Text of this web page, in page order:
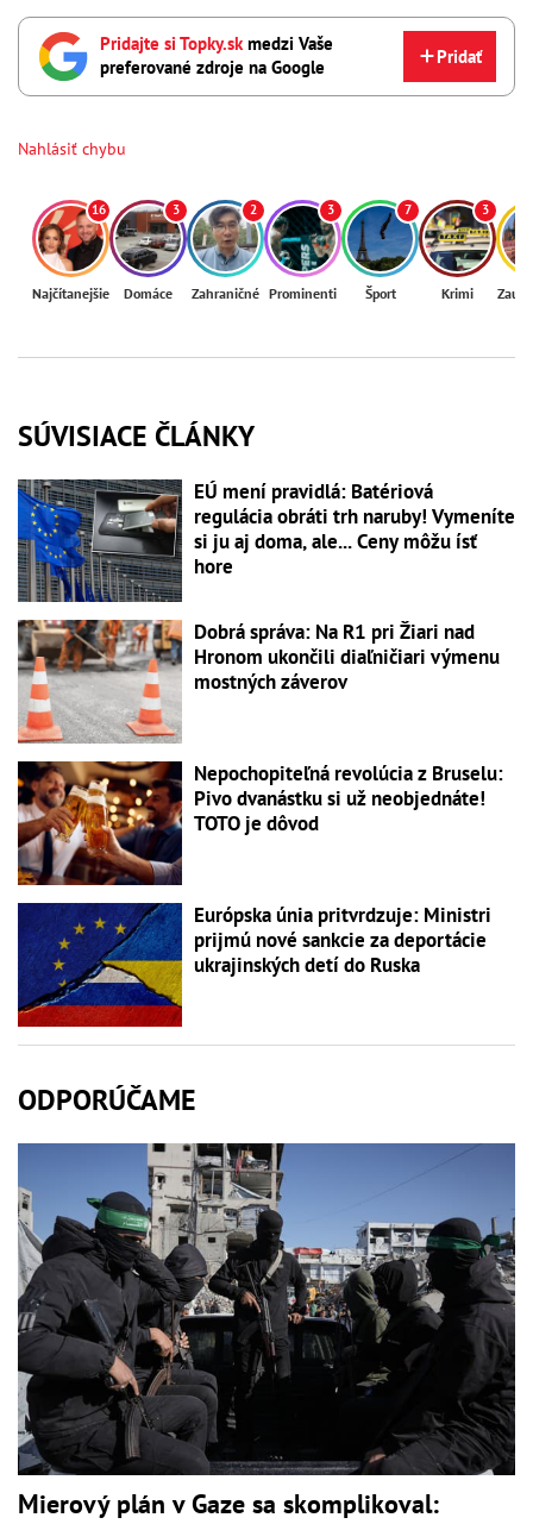
Pridajte si Topky.skmedzi Vaše
preferované zdroje na Google
Pridať
Nahlásiť chybu
16
Najčítanejšie
3
Domáce
2
Zahraničné
3
Prominenti
7
Šport
3
Krimi
SÚVISIACE ČLÁNKY
EÚ mení pravidlá: Batériová
regulácia obráti trh naruby! Vymeníte
si ju aj doma, ale... Ceny môžu ísť
hore
Dobrá správa: Na R1 pri Žiari nad
Hronom ukončili diaľničiari výmenu
mostných záverov
Nepochopiteľná revolúcia z Bruselu:
Pivo dvanástku si už neobjednáte!
TOTO je dôvod
Európska únia pritvrdzuje: Ministri
prijmú nové sankcie za deportácie
ukrajinských detí do Ruska
ODPORÚČAME
Mierový plán v Gaze sa skomplikoval: